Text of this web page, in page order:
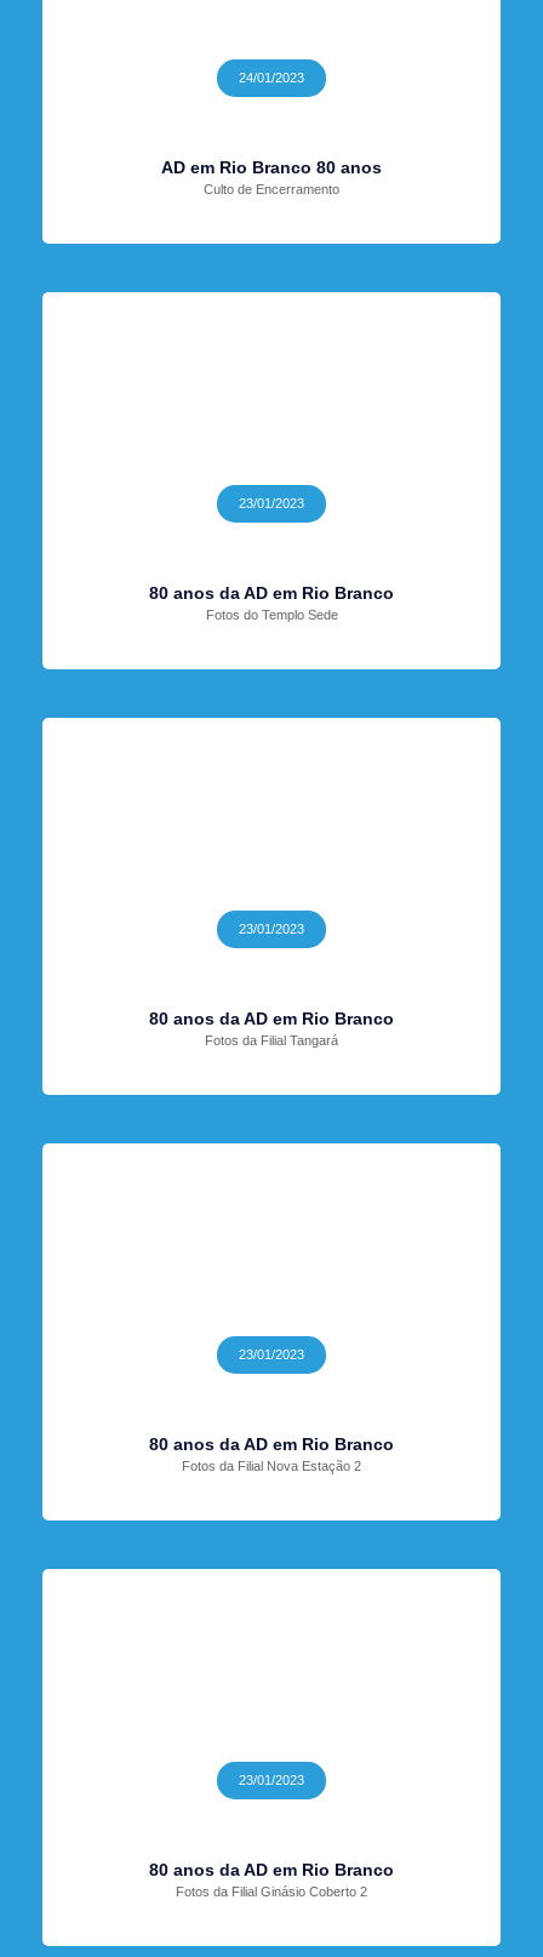
24/01/2023
AD em Rio Branco 80 anos
Culto de Encerramento
23/01/2023
80 anos da AD em Rio Branco
Fotos do Templo Sede
23/01/2023
80 anos da AD em Rio Branco
Fotos da Filial Tangará
23/01/2023
80 anos da AD em Rio Branco
Fotos da Filial Nova Estação 2
23/01/2023
80 anos da AD em Rio Branco
Fotos da Filial Ginásio Coberto 2